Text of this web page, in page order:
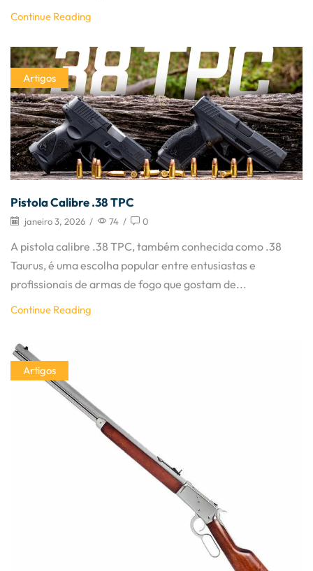
Continue Reading
Artigos
Pistola Calibre .38 TPC
janeiro 3, 2026 / 74 / 0
A pistola calibre .38 TPC, também conhecida como .38
Taurus, é uma escolha popular entre entusiastas e
profissionais de armas de fogo que gostam de...
Continue Reading
Artigos